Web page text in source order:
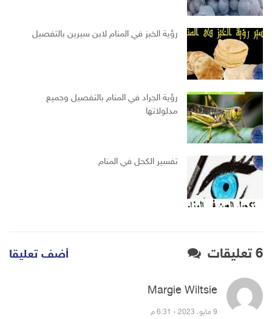
رؤية الخبز في المنام لابن سيرين بالتفصيل
رؤية الجراد في المنام بالتفصيل وجميع
مدلولاتها
تفسير الكحل في المنام
6 تعليقات أضف تعليقا
Margie Wiltsie
9 مايو، 2023 - 6:31 م